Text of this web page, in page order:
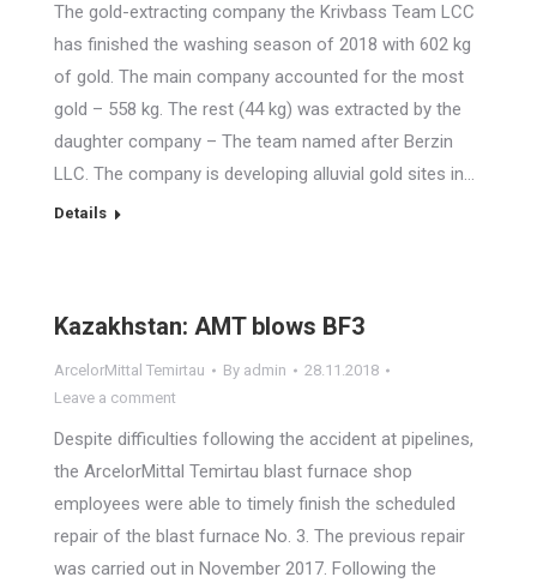
The gold-extracting company the Krivbass Team LCC
has finished the washing season of 2018 with 602 kg
of gold. The main company accounted for the most
gold – 558 kg. The rest (44 kg) was extracted by the
daughter company – The team named after Berzin
LLC. The company is developing alluvial gold sites in…
Details
Kazakhstan: AMT blows BF3
ArcelorMittal Temirtau By admin
28.11.2018
Leave a comment
Despite difficulties following the accident at pipelines,
the ArcelorMittal Temirtau blast furnace shop
employees were able to timely finish the scheduled
repair of the blast furnace No. 3. The previous repair
was carried out in November 2017. Following the